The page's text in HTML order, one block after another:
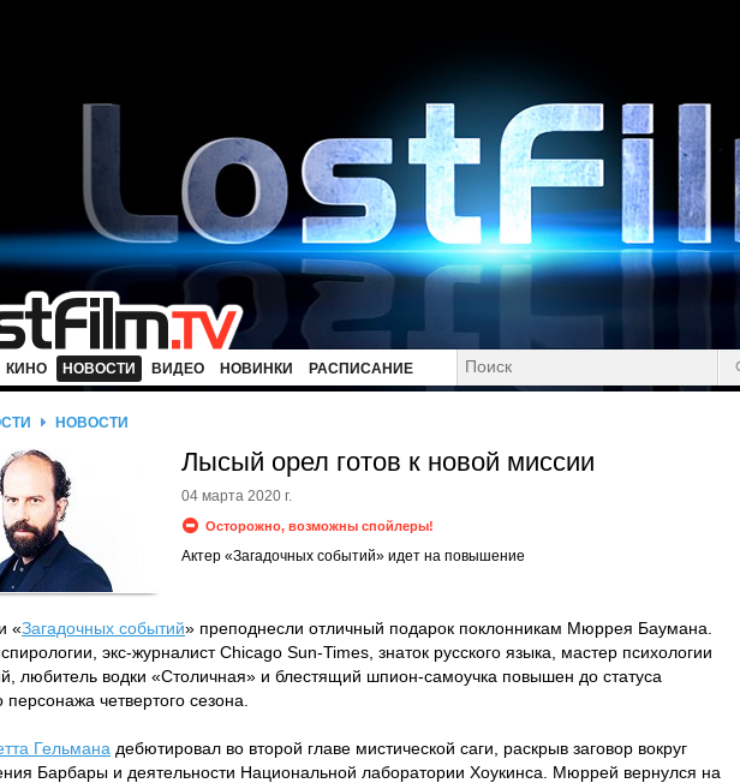
КИНО НОВОСТИ ВИДЕО НОВИНКИ РАСПИСАНИЕ
НОВОСТИ
Лысый орел готов к новой миссии
04 марта 2020 г.
Осторожно, возможны спойлеры!
Актер «Загадочных событий» идет на повышение
«Загадочных событий» преподнесли отличный подарок поклонникам Мюррея Баумана.
экс-журналист Chicago Sun-Times, знаток русского языка, мастер психологии
любитель водки «Столичная» и блестящий шпион-самоучка повышен до статуса
персонажа четвертого сезона.
Гельмана дебютировал во второй главе мистической саги, раскрыв заговор вокруг
Барбары и деятельности Национальной лаборатории Хоукинса. Мюррей вернулся на